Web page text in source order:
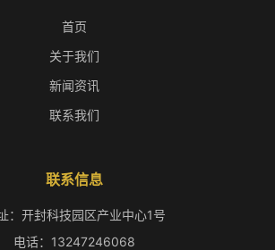
首页
关于我们
新闻资讯
联系我们
联系信息
：开封科技园区产业中心1号
电话：13247246068